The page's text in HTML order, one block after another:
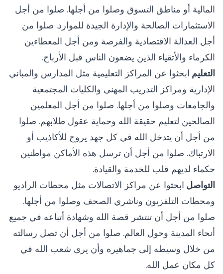
المالية أو مناطق التسوق وصلوا من أجلها. صلوا من أجل
الاستثمارات الصالحة والإدارة الجيدة للموارد. صلوا من
أجل العدالة الاقتصادية والفرصة ومن أجل المعطاءين
الكرماء والأتقياء الذين يضعون الناس قبل الأرباح.
التعليم ابحثوا عن المراكز التعليمية مثل المدارس والمباني
الإدارية ومراكز التدريب المهني والكليات المجتمعية
والجامعات وصلوا من أجلها. صلوا من أجل المعلمين
الصالحين لتعليم حقيقة الله وحماية عقول طلابهم. صلوا
من أجل أن يتدخل الله في كل جهد يروج للأكاذيب أو
الارتباك. صلوا من أجل أن ترسل هذه الأماكن مواطنين
حكماء لديهم قلب للخدمة والقيادة.
التواصل ابحثوا عن مراكز الاتصالات مثل محطات الراديو
ومحطات التلفزيون وناشري الصحف وصلوا من أجلها.
صلوا من أجل أن تنتشر قصة الله وشهادة أتباعه في جميع
أنحاء المدينة وحول العالم. صلوا من أجل أن تصل رسالته
من خلال وسيطه إلى جماهيره وأن يرى شعب الله في
كل مكان عمل الله.